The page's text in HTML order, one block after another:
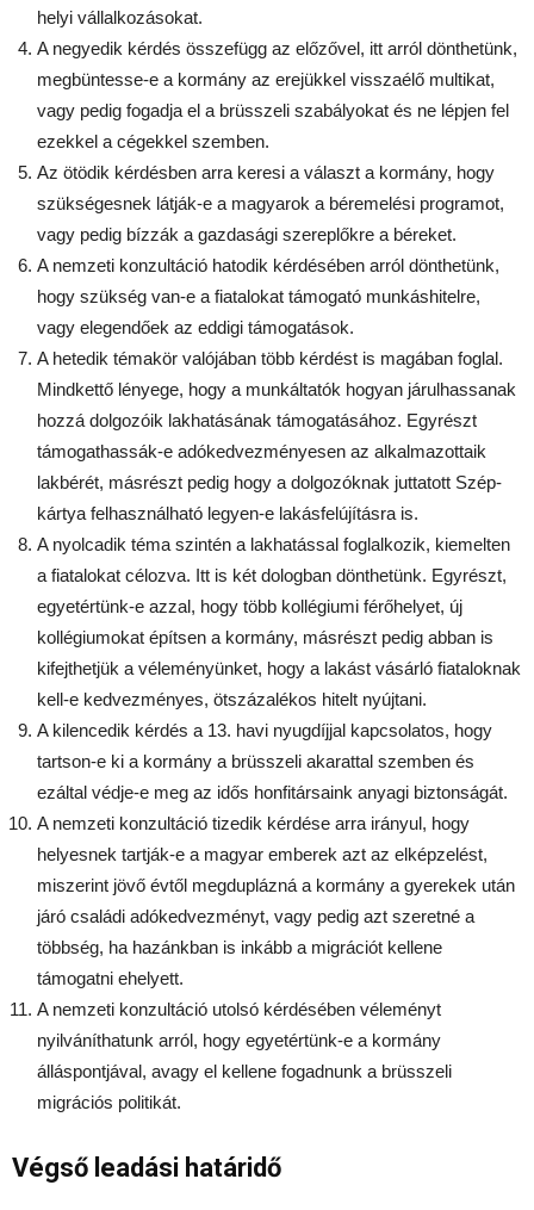
helyi vállalkozásokat.
A negyedik kérdés összefügg az előzővel, itt arról dönthetünk,
megbüntesse-e a kormány az erejükkel visszaélő multikat,
vagy pedig fogadja el a brüsszeli szabályokat és ne lépjen fel
ezekkel a cégekkel szemben.
Az ötödik kérdésben arra keresi a választ a kormány, hogy
szükségesnek látják-e a magyarok a béremelési programot,
vagy pedig bízzák a gazdasági szereplőkre a béreket.
A nemzeti konzultáció hatodik kérdésében arról dönthetünk,
hogy szükség van-e a fiatalokat támogató munkáshitelre,
vagy elegendőek az eddigi támogatások.
A hetedik témakör valójában több kérdést is magában foglal.
Mindkettő lényege, hogy a munkáltatók hogyan járulhassanak
hozzá dolgozóik lakhatásának támogatásához. Egyrészt
támogathassák-e adókedvezményesen az alkalmazottaik
lakbérét, másrészt pedig hogy a dolgozóknak juttatott Szép-
kártya felhasználható legyen-e lakásfelújításra is.
A nyolcadik téma szintén a lakhatással foglalkozik, kiemelten
a fiatalokat célozva. Itt is két dologban dönthetünk. Egyrészt,
egyetértünk-e azzal, hogy több kollégiumi férőhelyet, új
kollégiumokat építsen a kormány, másrészt pedig abban is
kifejthetjük a véleményünket, hogy a lakást vásárló fiataloknak
kell-e kedvezményes, ötszázalékos hitelt nyújtani.
A kilencedik kérdés a 13. havi nyugdíjjal kapcsolatos, hogy
tartson-e ki a kormány a brüsszeli akarattal szemben és
ezáltal védje-e meg az idős honfitársaink anyagi biztonságát.
A nemzeti konzultáció tizedik kérdése arra irányul, hogy
helyesnek tartják-e a magyar emberek azt az elképzelést,
miszerint jövő évtől megduplázná a kormány a gyerekek után
járó családi adókedvezményt, vagy pedig azt szeretné a
többség, ha hazánkban is inkább a migrációt kellene
támogatni ehelyett.
A nemzeti konzultáció utolsó kérdésében véleményt
nyilváníthatunk arról, hogy egyetértünk-e a kormány
álláspontjával, avagy el kellene fogadnunk a brüsszeli
migrációs politikát.
Végső leadási határidő